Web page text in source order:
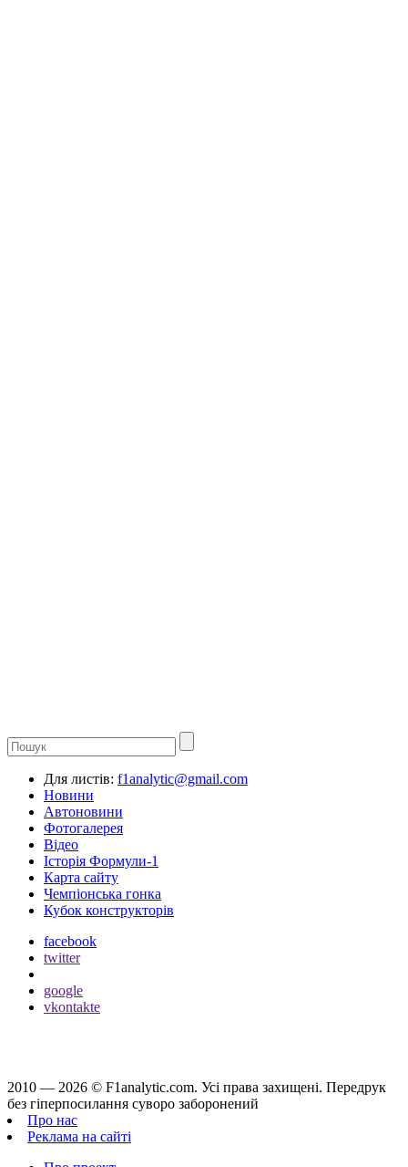
Для листів: f1analytic@gmail.com
Новини
Автоновини
Фотогалерея
Відео
Історія Формули-1
Карта сайту
Чемпіонська гонка
Кубок конструкторів
facebook
twitter
google
vkontakte
2010 — 2026 © F1analytic.com. Усi права захищенi. Передрук
без гіперпосилання суворо заборонений
Про нас
Реклама на сайті